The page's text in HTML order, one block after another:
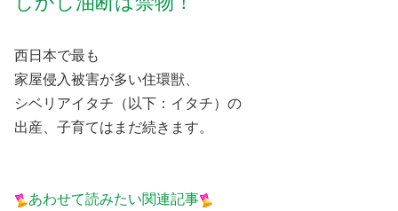
西日本で最も
家屋侵入被害が多い住環獣、
シベリアイタチ（以下：イタチ）の
出産、子育てはまだ続きます。
あわせて読みたい関連記事